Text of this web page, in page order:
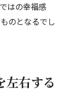
はの幸福感
のとなるでし
左右する